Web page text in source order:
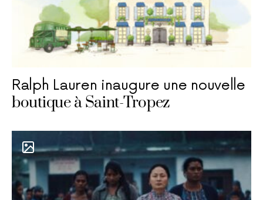
Ralph Lauren inaugure une nouvelle
boutique à Saint-Tropez